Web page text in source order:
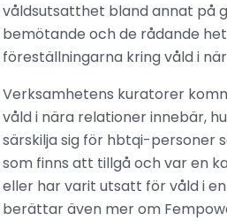
våldsutsatthet bland annat på
bemötande och de rådande
föreställningarna kring våld i
Verksamhetens kuratorer
våld i nära relationer innebär,
särskilja sig för hbtqi-personer
som finns att tillgå och var en
eller har varit utsatt för våld i
berättar även mer om